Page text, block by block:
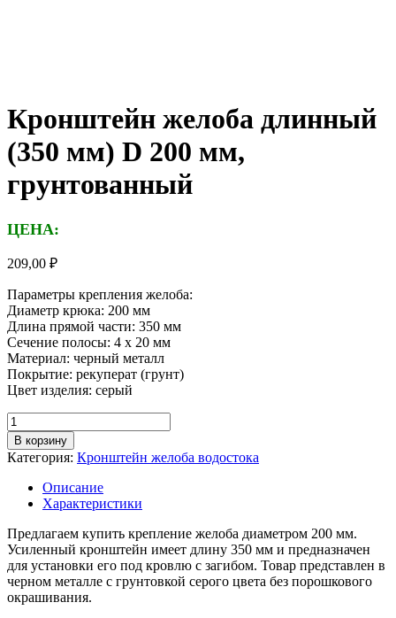
Кронштейн желоба длинный
(350 мм) D 200 мм,
грунтованный
ЦЕНА:
209,00 ₽
Параметры крепления желоба:
Диаметр крюка: 200 мм
Длина прямой части: 350 мм
Сечение полосы: 4 х 20 мм
Материал: черный металл
Покрытие: рекуперат (грунт)
Цвет изделия: серый
Количество
товара
Кронштейн
желоба
длинный
(350
D
200
мм,
грунтованный
В корзину
Категория: Кронштейн желоба водостока
Описание
Характеристики
Предлагаем купить крепление желоба диаметром 200 мм.
Усиленный кронштейн имеет длину 350 мм и предназначен
для установки его под кровлю с загибом. Товар представлен в
черном металле с грунтовкой серого цвета без порошкового
окрашивания.